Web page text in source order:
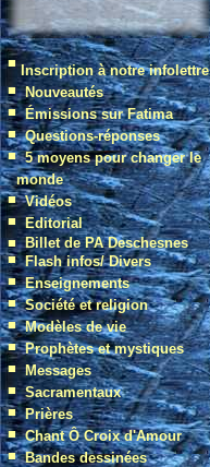
■ Inscription à notre infolettre
■ Nouveautés
■ Émissions sur Fatima
■ Questions-réponses
■ 5 moyens pour changer le
monde
■ Vidéos
■ Editorial
■ Billet de PA Deschesnes
■ Flash infos/ Divers
■ Enseignements
■ Société et religion
■ Modèles de vie
■ Prophètes et mystiques
■ Messages
■ Sacramentaux
■ Prières
■ Chant Ô Croix d'Amour
■ Bandes dessinées